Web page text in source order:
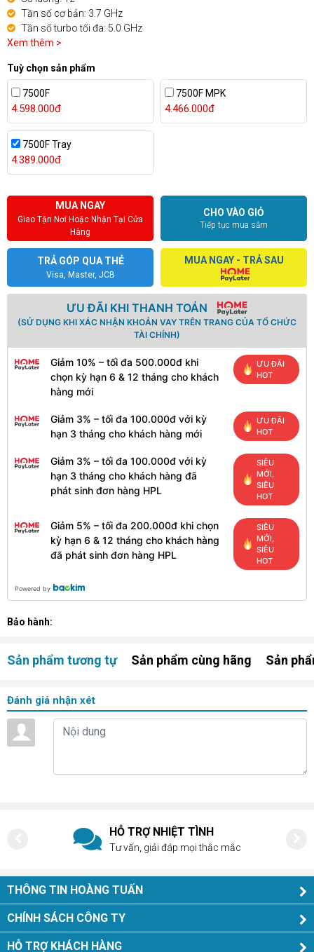
Tần số cơ bản: 3.7 GHz
Tần số turbo tối đa: 5.0 GHz
Xem thêm >
Tuỳ chọn sản phẩm
7500F
4.598.000đ
7500F MPK
4.466.000đ
7500F Tray
4.389.000đ
CHO VÀO GIỎ
Tiếp tục mua sắm
MUA NGAY
Giao Tận Nơi Hoặc Nhận Tại Cửa
Hàng
TRẢ GÓP QUA THẺ
Visa, Master, JCB
MUA NGAY - TRẢ SAU
ƯU ĐÃI KHI THANH TOÁN
(SỬ DỤNG KHI XÁC NHẬN KHOẢN VAY TRÊN TRANG CỦA TỔ CHỨC
TÀI CHÍNH)
Giảm 10% – tối đa 500.000đ khi
chọn kỳ hạn 6 & 12 tháng cho khách
hàng mới
ƯU ĐÃI
HOT
Giảm 3% – tối đa 100.000đ với kỳ
hạn 3 tháng cho khách hàng mới
ƯU ĐÃI
HOT
Giảm 3% – tối đa 100.000đ với kỳ
hạn 3 tháng cho khách hàng đã
phát sinh đơn hàng HPL
SIÊU
MỚI,
SIÊU
HOT
Giảm 5% – tối đa 200.000đ khi chọn
kỳ hạn 6 & 12 tháng cho khách hàng
đã phát sinh đơn hàng HPL
SIÊU
MỚI,
SIÊU
HOT
Powered by
Bảo hành:
Sản phẩm tương tự Sản phẩm cùng hãng Sản
Đánh giá nhận xét
HỖ TRỢ NHIỆT TÌNH
Tư vấn, giải đáp mọi thắc mắc
THÔNG TIN HOÀNG TUẤN
CHÍNH SÁCH CÔNG TY
HỖ TRỢ KHÁCH HÀNG